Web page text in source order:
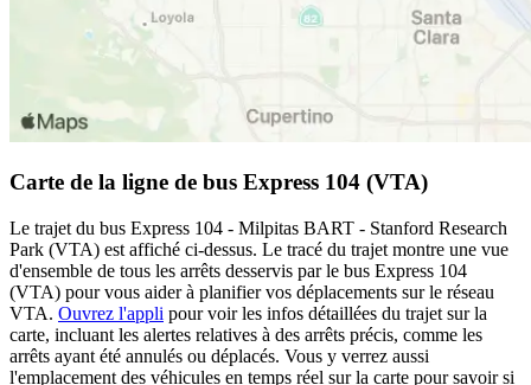
Carte de la ligne de bus Express 104 (VTA)
Le trajet du bus Express 104 - Milpitas BART - Stanford Research
Park (VTA) est affiché ci-dessus. Le tracé du trajet montre une vue
d'ensemble de tous les arrêts desservis par le bus Express 104
(VTA) pour vous aider à planifier vos déplacements sur le réseau
VTA. Ouvrez l'appli pour voir les infos détaillées du trajet sur la
carte, incluant les alertes relatives à des arrêts précis, comme les
arrêts ayant été annulés ou déplacés. Vous y verrez aussi
l'emplacement des véhicules en temps réel sur la carte pour savoir si